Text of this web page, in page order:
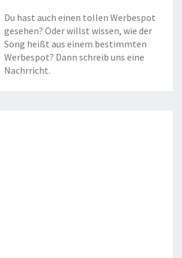
Du hast auch einen tollen Werbespot
gesehen? Oder willst wissen, wie der
Song heißt aus einem bestimmten
Werbespot? Dann schreib uns eine
Nachrricht.